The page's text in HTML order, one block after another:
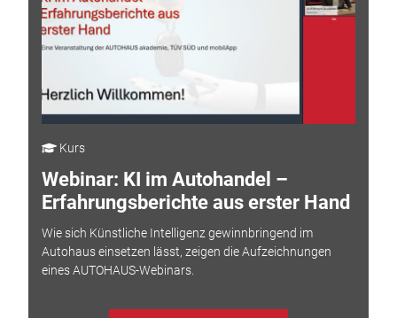
Kurs
Webinar: KI im Autohandel –
Erfahrungsberichte aus erster Hand
Wie sich Künstliche Intelligenz gewinnbringend im
Autohaus einsetzen lässt, zeigen die Aufzeichnungen
eines AUTOHAUS-Webinars.